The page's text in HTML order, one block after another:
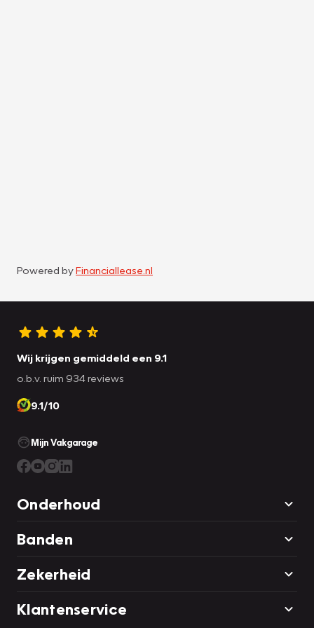
Powered byFinanciallease.nl
Wij krijgen gemiddeld een 9.1
o.b.v. ruim 934 reviews
9.1/10
Mijn Vakgarage
Onderhoud
Banden
Zekerheid
Klantenservice